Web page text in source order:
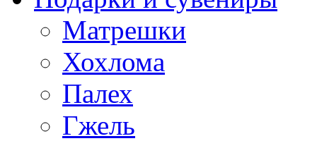
Матрешки
Хохлома
Палех
Гжель